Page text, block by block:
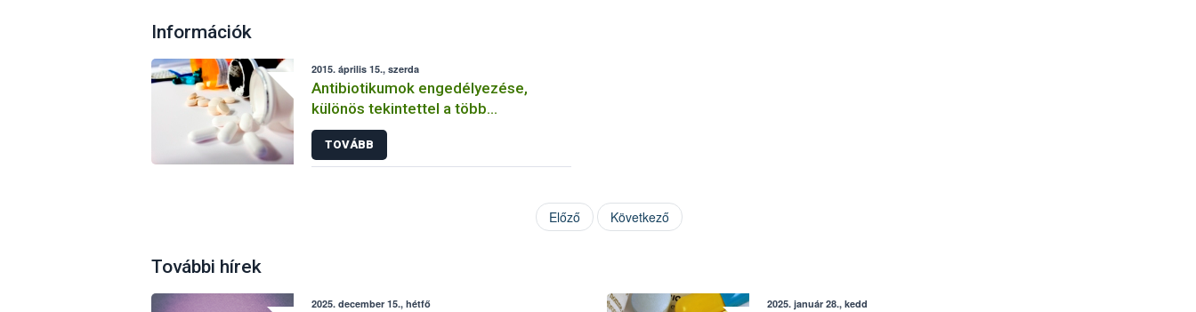
Információk
2015. április 15., szerda
Antibiotikumok engedélyezése,
különös tekintettel a több
hatóanyagot tartalmazó
készítményekre
TOVÁBB
Előző Következő
További hírek
2025. december 15., hétfő 2025. január 28., kedd